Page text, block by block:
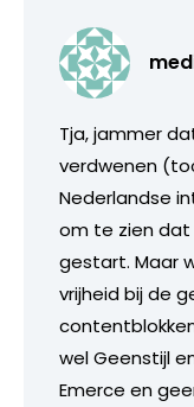
Tja, jammer
verdwenen
Nederlandse
om te zien dat
gestart. Maar
vrijheid bij de
wel Geenstijl
Emerce en